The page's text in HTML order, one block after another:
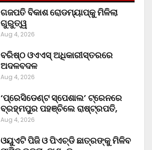
ଗଜପତି ବିକାଶ ରୋଡମ୍ୟାପ୍‌କୁ ମିଳିଲା
ଗୁରୁତ୍ୱ
Aug 4, 2026
ବରିଷ୍ଠ ଓଏଏସ୍‌ ଅଧିକାରୀସ୍ତରରେ
ଅଦଳବଦଳ
Aug 4, 2026
‘ପ୍ରେସିଡେଣ୍ଟ ସ୍ପେଶାଲ’ ଟ୍ରେନରେ
ବ୍ରହ୍ମପୁର ପହଞ୍ଚିଲେ ରାଷ୍ଟ୍ରପତି,
Aug 4, 2026
ଓୟୁଏଟି ପିଜି ଓ ପିଏଚ୍‌ଡି ଛାତ୍ରଙ୍କୁ ମିଳିବ